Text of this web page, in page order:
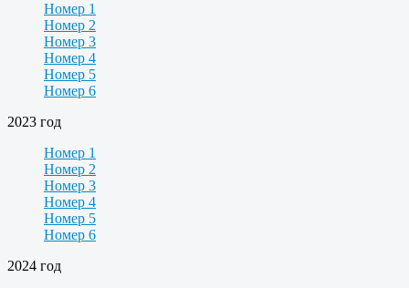
Номер 1
Номер 2
Номер 3
Номер 4
Номер 5
Номер 6
2023 год
Номер 1
Номер 2
Номер 3
Номер 4
Номер 5
Номер 6
2024 год